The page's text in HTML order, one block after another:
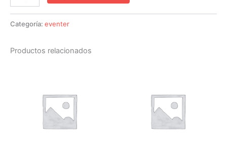
Categoría: eventer
Productos relacionados